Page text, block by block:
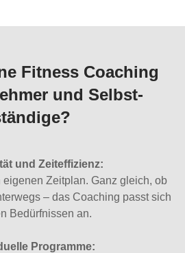
Fitness Coaching
und Selbst­
und Zeiteffizienz:
eigenen Zeitplan. Ganz gleich, ob
– das Coaching passt sich
Bedürfnissen an.
Programme: